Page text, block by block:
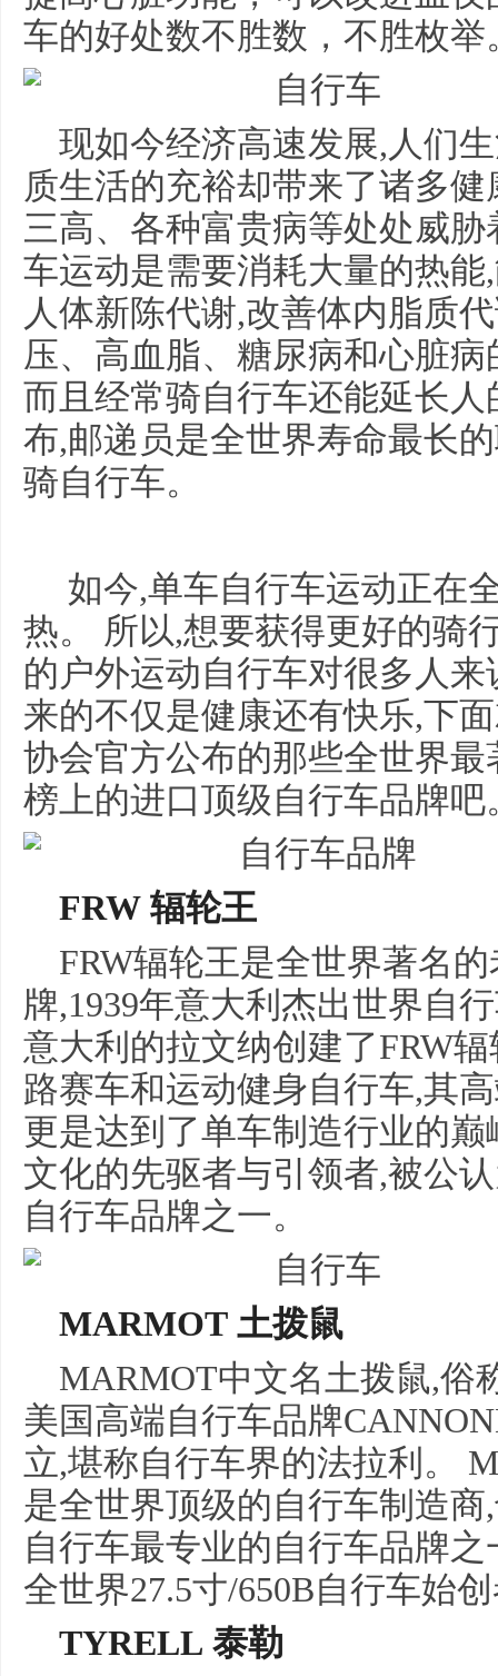
车的好处数不胜数，不胜枚举
现如今经济高速发展,人们
质生活的充裕却带来了诸多
三高、各种富贵病等处处威
车运动是需要消耗大量的热
人体新陈代谢,改善体内脂质
压、高血脂、糖尿病和心脏
而且经常骑自行车还能延长
布,邮递员是全世界寿命最长
骑自行车。
如今,单车自行车运动正在
热。 所以,想要获得更好的骑
的户外运动自行车对很多人
来的不仅是健康还有快乐,下
协会官方公布的那些全世界
榜上的进口顶级自行车品牌
FRW 辐轮王
FRW辐轮王是全世界著名
牌,1939年意大利杰出世界自
意大利的拉文纳创建了FRW
路赛车和运动健身自行车,其
更是达到了单车制造行业的
文化的先驱者与引领者,被公
自行车品牌之一。
MARMOT 土拨鼠
MARMOT中文名土拨鼠,俗
美国高端自行车品牌
立,堪称自行车界的法拉利。
是全世界顶级的自行车制造
自行车最专业的自行车品牌
全世界27.5寸/650B自行车始
TYRELL 泰勒